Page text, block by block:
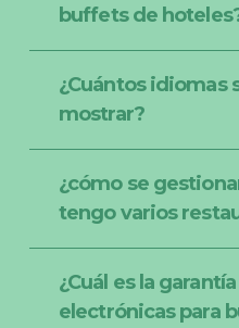
buffets de
¿Cuántos idiomas
mostrar?
¿cómo se
tengo varios
¿Cuál es la
electrónicas para